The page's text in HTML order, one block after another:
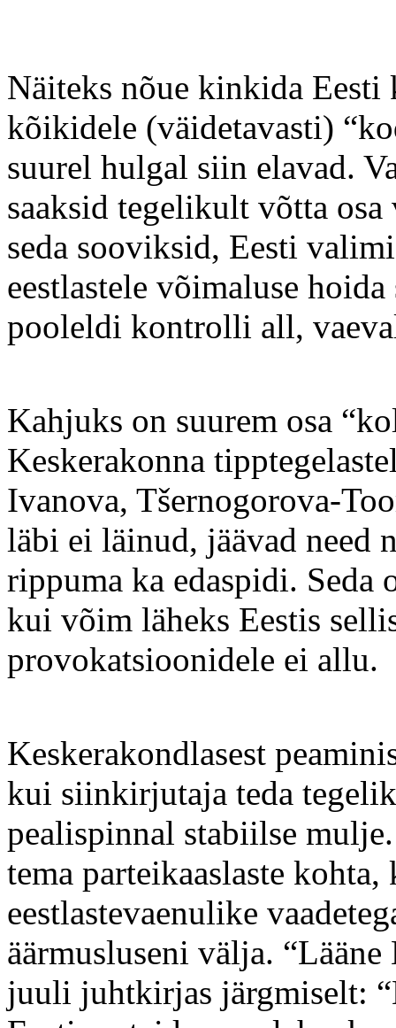
Näiteks nõue kinkida Eesti
kõikidele (väidetavasti)
suurel hulgal siin elavad.
saaksid tegelikult võtta
seda sooviksid, Eesti
eestlastele võimaluse
pooleldi kontrolli all,
Kahjuks on suurem osa
Keskerakonna
Ivanova, Tšernogorova-
läbi ei läinud, jäävad need
rippuma ka edaspidi. Seda
kui võim läheks Eestis
provokatsioonidele ei allu.
Keskerakondlasest
kui siinkirjutaja teda
pealispinnal stabiilse
tema parteikaaslaste kohta,
eestlastevaenulike
äärmusluseni välja.
juuli juhtkirjas järgmiselt: